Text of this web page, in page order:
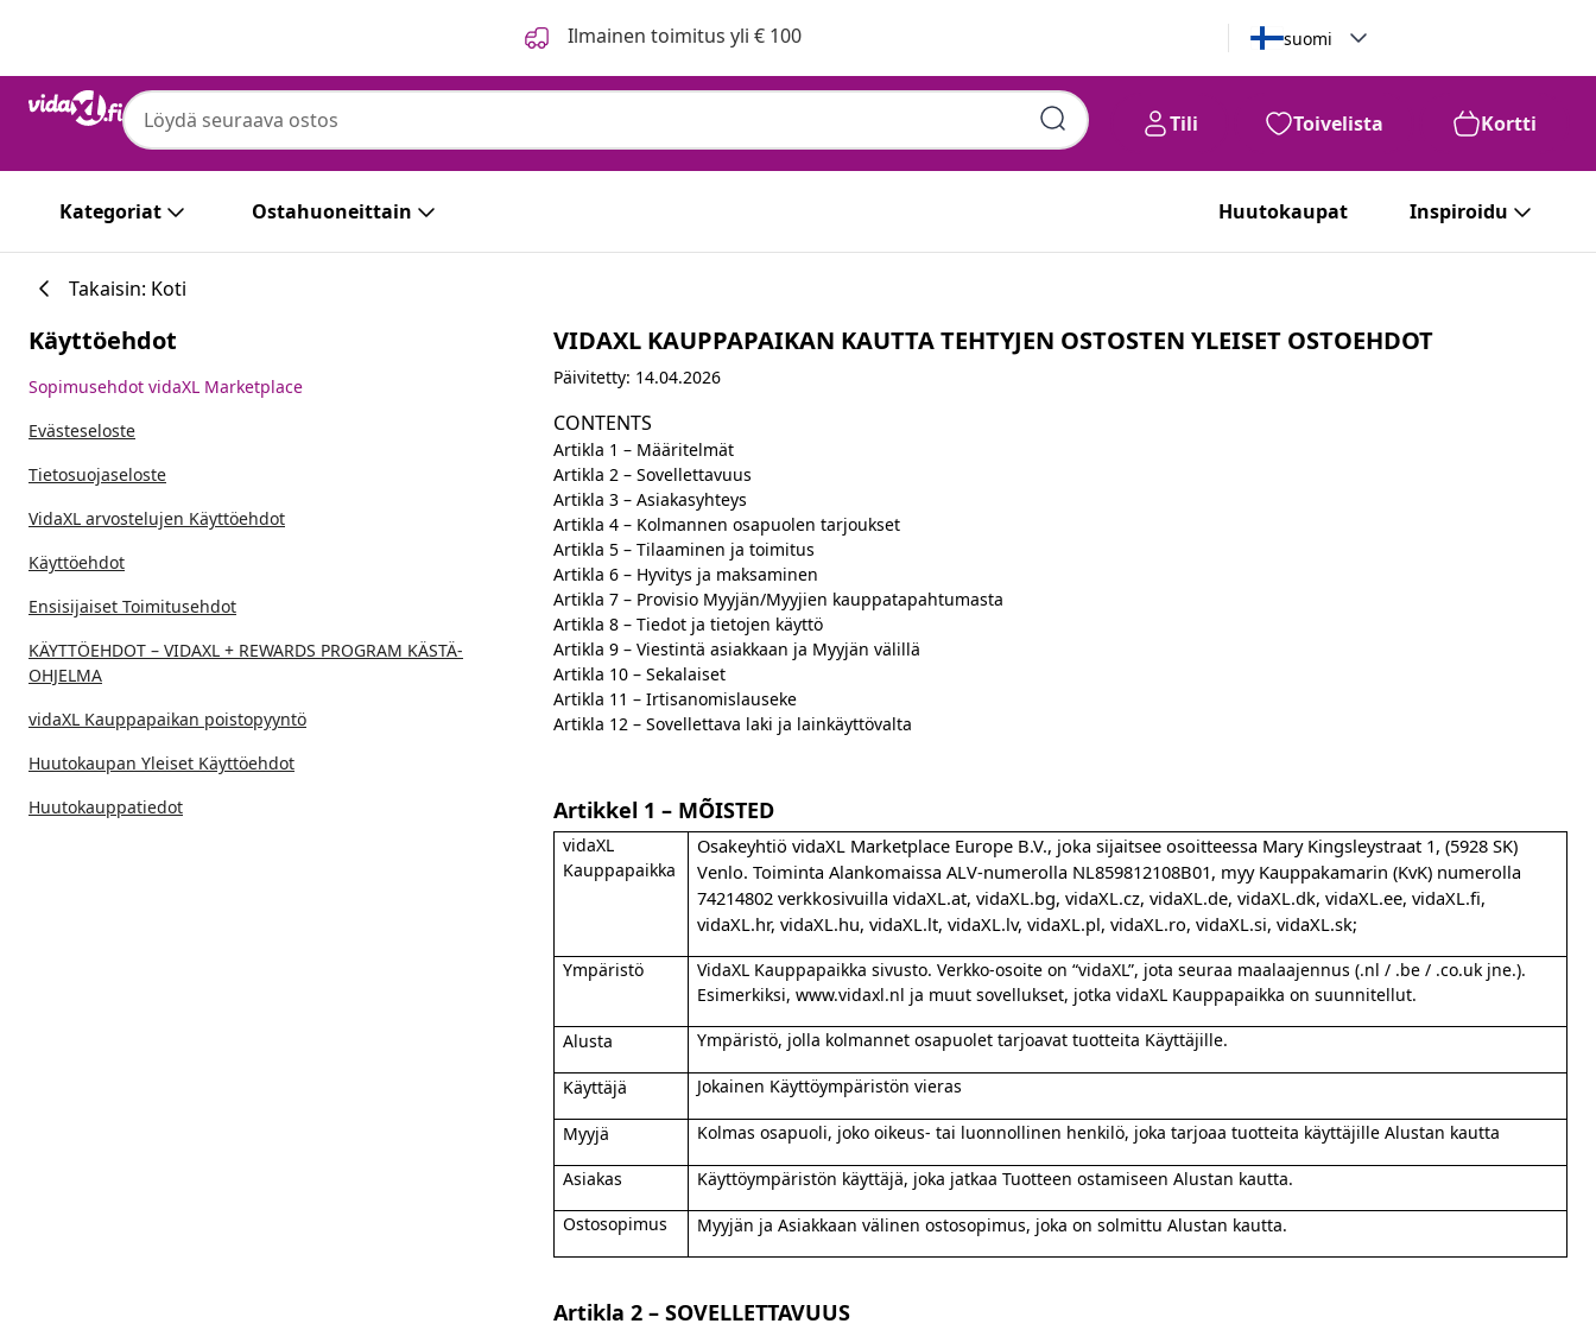
Ilmainen toimitus yli € 100 suomi
Tili Toivelista Kortti
Kategoriat Ostahuoneittain Huutokaupat Inspiroidu
Takaisin: Koti
Käyttöehdot
Sopimusehdot vidaXL Marketplace
Evästeseloste
Tietosuojaseloste
VidaXL arvostelujen Käyttöehdot
Käyttöehdot
Ensisijaiset Toimitusehdot
KÄYTTÖEHDOT – VIDAXL + REWARDS PROGRAM KÄSTÄ-
OHJELMA
vidaXL Kauppapaikan poistopyyntö
Huutokaupan Yleiset Käyttöehdot
Huutokauppatiedot
VIDAXL KAUPPAPAIKAN KAUTTA TEHTYJEN OSTOSTEN YLEISET OSTOEHDOT
Päivitetty: 14.04.2026
CONTENTS
Artikla 1 – Määritelmät
Artikla 2 – Sovellettavuus
Artikla 3 – Asiakasyhteys
Artikla 4 – Kolmannen osapuolen tarjoukset
Artikla 5 – Tilaaminen ja toimitus
Artikla 6 – Hyvitys ja maksaminen
Artikla 7 – Provisio Myyjän/Myyjien kauppatapahtumasta
Artikla 8 – Tiedot ja tietojen käyttö
Artikla 9 – Viestintä asiakkaan ja Myyjän välillä
Artikla 10 – Sekalaiset
Artikla 11 – Irtisanomislauseke
Artikla 12 – Sovellettava laki ja lainkäyttövalta
Artikkel 1 – MÕISTED
vidaXL
Kauppapaikka
Osakeyhtiö vidaXL Marketplace Europe B.V., joka sijaitsee osoitteessa Mary Kingsleystraat 1, (5928 SK)
Venlo. Toiminta Alankomaissa ALV-numerolla NL859812108B01, myy Kauppakamarin (KvK) numerolla
74214802 verkkosivuilla vidaXL.at, vidaXL.bg, vidaXL.cz, vidaXL.de, vidaXL.dk, vidaXL.ee, vidaXL.fi,
vidaXL.hr, vidaXL.hu, vidaXL.lt, vidaXL.lv, vidaXL.pl, vidaXL.ro, vidaXL.si, vidaXL.sk;
Ympäristö
VidaXL Kauppapaikka sivusto. Verkko-osoite on “vidaXL”, jota seuraa maalaajennus (.nl / .be / .co.uk jne.).
Esimerkiksi, www.vidaxl.nl ja muut sovellukset, jotka vidaXL Kauppapaikka on suunnitellut.
Alusta Ympäristö, jolla kolmannet osapuolet tarjoavat tuotteita Käyttäjille.
Käyttäjä Jokainen Käyttöympäristön vieras
Myyjä Kolmas osapuoli, joko oikeus- tai luonnollinen henkilö, joka tarjoaa tuotteita käyttäjille Alustan kautta
Asiakas
Käyttöympäristön käyttäjä, joka jatkaa Tuotteen ostamiseen Alustan kautta.
Ostosopimus
Myyjän ja Asiakkaan välinen ostosopimus, joka on solmittu Alustan kautta.
Artikla 2 – SOVELLETTAVUUS